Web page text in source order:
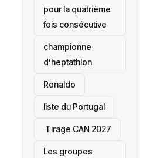
pour la quatrième
fois consécutive
championne
d’heptathlon
Ronaldo
liste du Portugal
‎ Tirage CAN 2027
Les groupes